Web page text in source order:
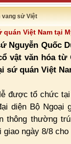
vang sử Việt
quán Việt Nam tại
Nguyễn Quốc
vật văn hóa từ
sứ quán Việt
được tổ chức
diện Bộ Ngoại
thông thường
giao ngày 8/8 cho